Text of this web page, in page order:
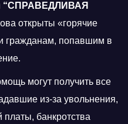
“СПРАВЕДЛИВАЯ
открыты «горячие
гражданам, попавшим в
могут получить все
из-за увольнения,
платы, банкротства